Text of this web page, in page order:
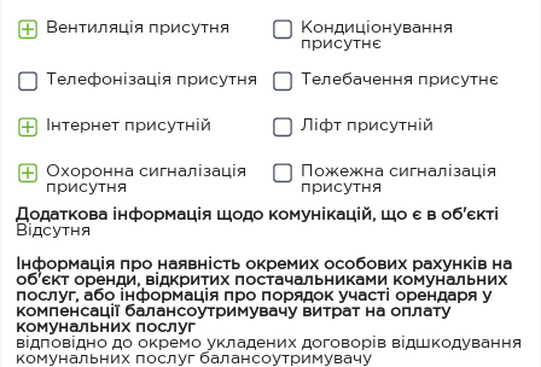
Вентиляція присутня
Кондиціонування
присутнє
Телефонізація присутня Телебачення присутнє
Інтернет присутній Ліфт присутній
Охоронна сигналізація
присутня
Пожежна сигналізація
присутня
Додаткова інформація щодо комунікацій, що є в об'єкті
Відсутня
Інформація про наявність окремих особових рахунків на
об'єкт оренди, відкритих постачальниками комунальних
послуг, або інформація про порядок участі орендаря у
компенсації балансоутримувачу витрат на оплату
комунальних послуг
відповідно до окремо укладених договорів відшкодування
комунальних послуг балансоутримувачу